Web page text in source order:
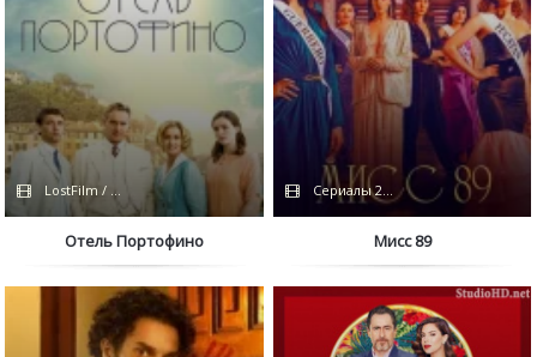
LostFilm / Сериалы 2022
Отель Портофино
Сериалы 2022
Мисс 89